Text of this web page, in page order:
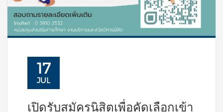
17
JUL
เปิดรับสมัครนิสิตเพื่อคัดเลือกเข้า